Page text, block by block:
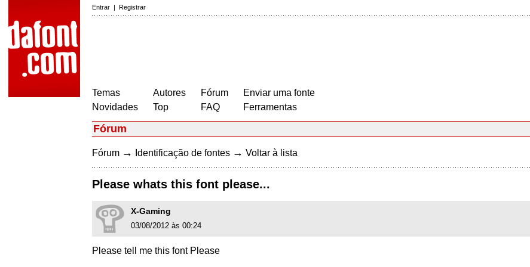
Entrar | Registrar
Temas
Novidades
Autores
Top
Fórum
FAQ
Enviar uma fonte
Ferramentas
Fórum
Fórum → Identificação de fontes → Voltar à lista
Please whats this font please...
X-Gaming
03/08/2012 às 00:24
Please tell me this font Please